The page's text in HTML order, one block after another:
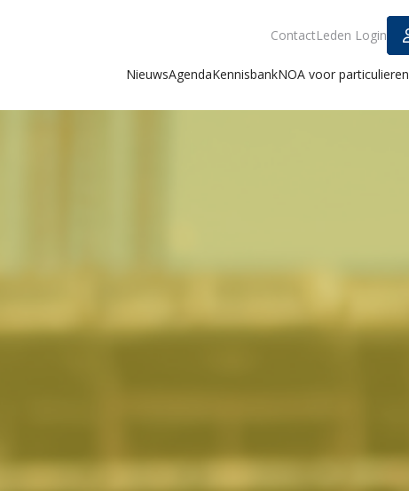
ContactLeden Login
NieuwsAgendaKennisbankNOA voor particulieren